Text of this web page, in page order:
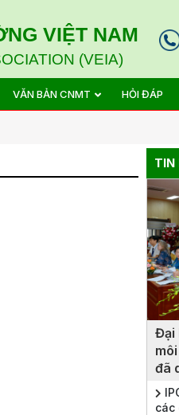
VIỆT NAM
(VEIA)
VĂN BẢN CNMT HỎI ĐÁP
TIN
Đại
đã
các